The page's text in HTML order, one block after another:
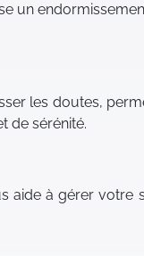
un
les doutes,
de sérénité.
aide à gérer votre